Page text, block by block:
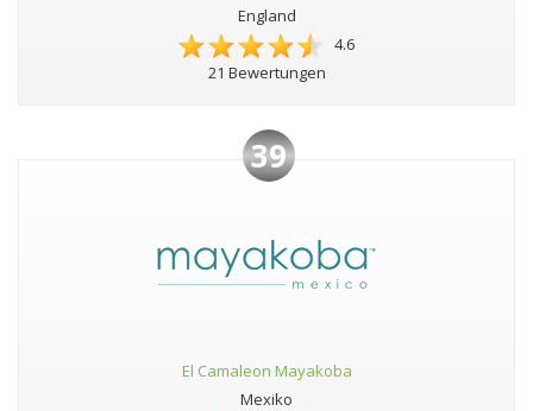
England
4.6
21 Bewertungen
39
El Camaleon Mayakoba
Mexiko